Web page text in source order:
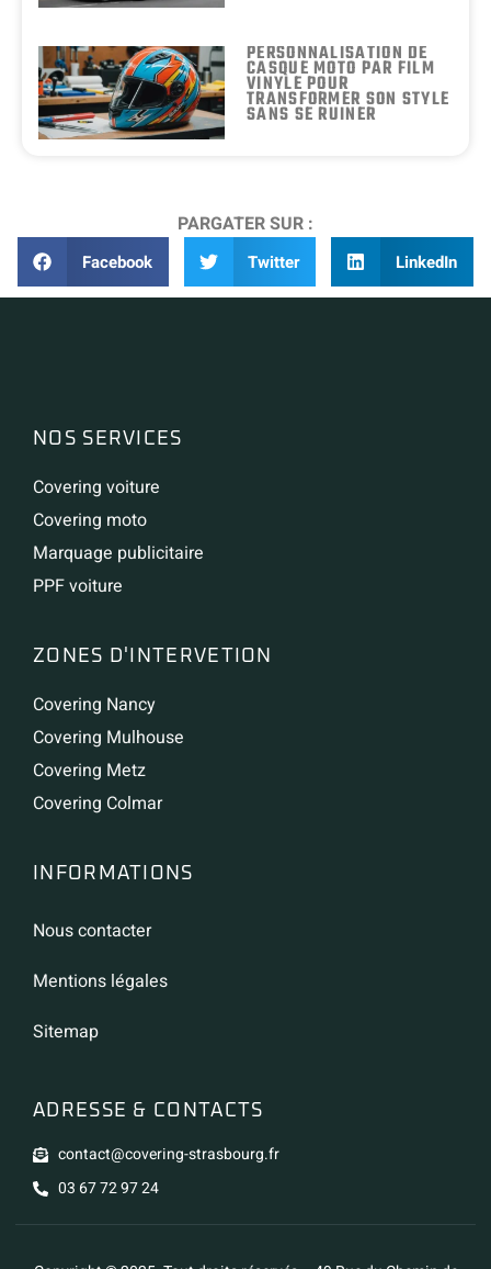
PERSONNALISATION DE
CASQUE MOTO PAR FILM
VINYLE POUR
TRANSFORMER SON STYLE
SANS SE RUINER
PARGATER SUR :
Facebook Twitter LinkedIn
NOS SERVICES
Covering voiture
Covering moto
Marquage publicitaire
PPF voiture
ZONES D'INTERVETION
Covering Nancy
Covering Mulhouse
Covering Metz
Covering Colmar
INFORMATIONS
Nous contacter
Mentions légales
Sitemap
ADRESSE & CONTACTS
contact@covering-strasbourg.fr
03 67 72 97 24